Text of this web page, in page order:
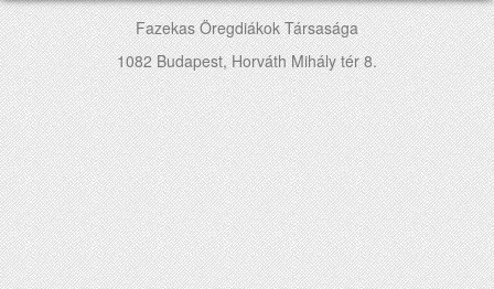
Fazekas Öregdiákok Társasága
1082 Budapest, Horváth Mihály tér 8.